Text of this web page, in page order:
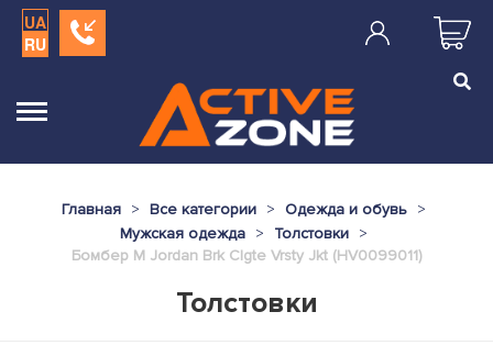
UA
RU
Главная Все категории
Одежда и обувь
Мужская одежда
Толстовки
Бомбер M Jordan Brk Clgte Vrsty Jkt (HV0099011)
Толстовки